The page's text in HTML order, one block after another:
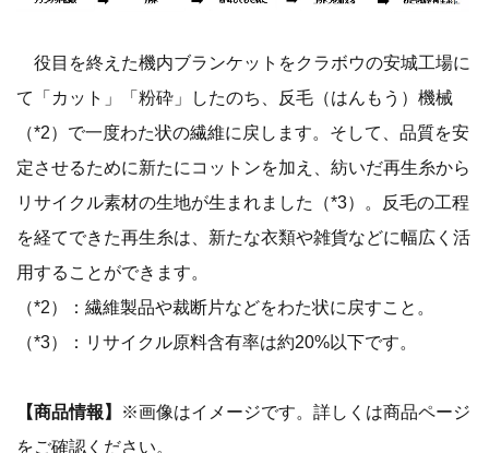
役目を終えた機内ブランケットをクラボウの安城工場に
て「カット」「粉砕」したのち、反毛（はんもう）機械
（*2）で一度わた状の繊維に戻します。そして、品質を安
定させるために新たにコットンを加え、紡いだ再生糸から
リサイクル素材の生地が生まれました（*3）。反毛の工程
を経てできた再生糸は、新たな衣類や雑貨などに幅広く活
用することができます。
（*2）：繊維製品や裁断片などをわた状に戻すこと。
（*3）：リサイクル原料含有率は約20%以下です。
【商品情報】
※画像はイメージです。詳しくは商品ページ
をご確認ください。